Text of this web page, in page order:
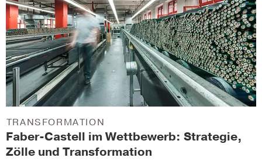
Faber-Castell im Wettbewerb: Strategie,
Zölle und Transformation
TRANSFORMATION